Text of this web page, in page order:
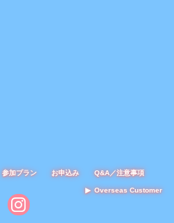
参加プラン お申込み Q&A／注意事項
Overseas Customer